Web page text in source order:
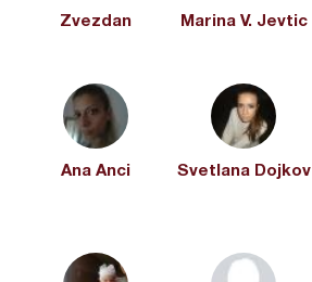
Zvezdan Marina V. Jevtic
Ana Anci Svetlana Dojkov